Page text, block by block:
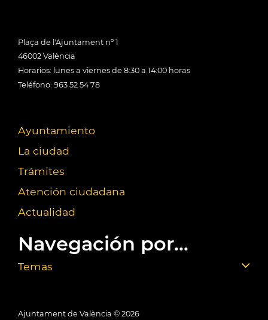
Plaça de l'Ajuntament nº 1
46002 València
Horarios: lunes a viernes de 8:30 a 14:00 horas
Teléfono: 963 52 54 78
Ayuntamiento
La ciudad
Trámites
Atención ciudadana
Actualidad
Navegación por...
Temas
Ajuntament de València © 2026